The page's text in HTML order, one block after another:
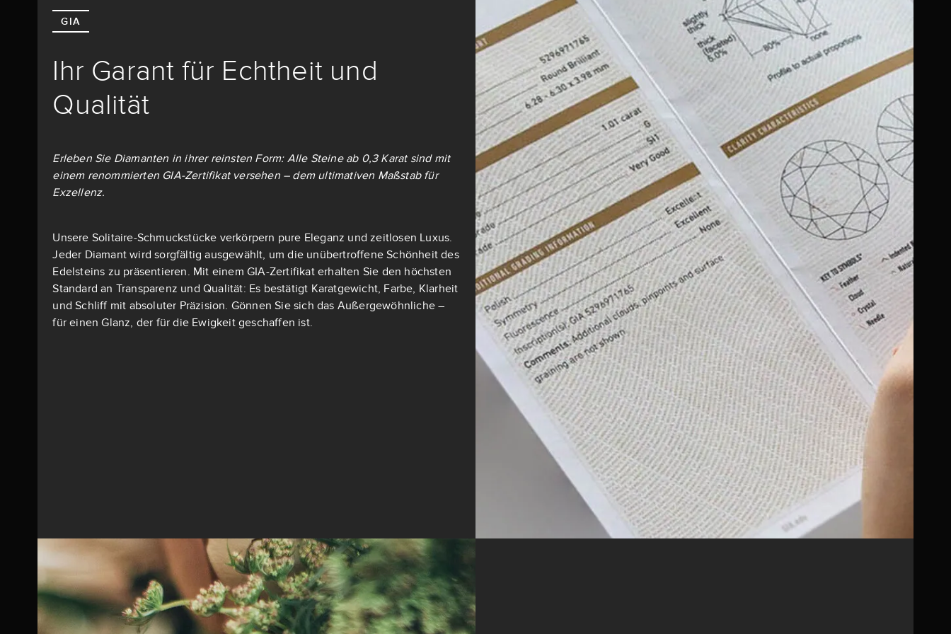
GIA
Ihr Garant für Echtheit und
Qualität
Erleben Sie Diamanten in ihrer reinsten Form: Alle Steine ab 0,3 Karat sind mit
einem renommierten GIA-Zertifikat versehen – dem ultimativen Maßstab für
Exzellenz.
Unsere Solitaire-Schmuckstücke verkörpern pure Eleganz und zeitlosen Luxus.
Jeder Diamant wird sorgfältig ausgewählt, um die unübertroffene Schönheit des
Edelsteins zu präsentieren. Mit einem GIA-Zertifikat erhalten Sie den höchsten
Standard an Transparenz und Qualität: Es bestätigt Karatgewicht, Farbe, Klarheit
und Schliff mit absoluter Präzision. Gönnen Sie sich das Außergewöhnliche –
für einen Glanz, der für die Ewigkeit geschaffen ist.